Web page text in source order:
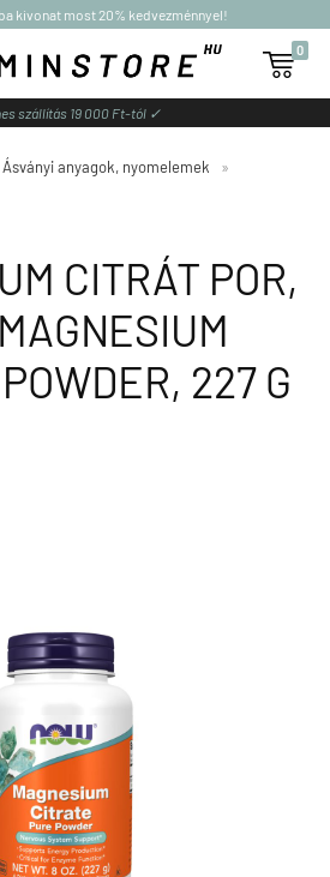
kivonat most 20% kedvezménnyel!

0
szállítás 19 000 Ft-tól ✓
Ásványi anyagok, nyomelemek »
CITRÁT POR,
227 G